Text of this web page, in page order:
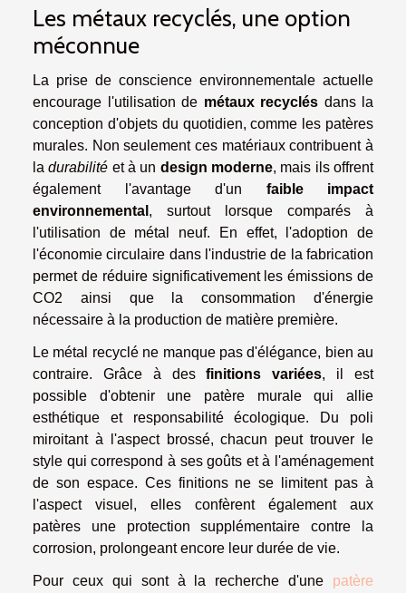
Les métaux recyclés, une option
méconnue
La prise de conscience environnementale actuelle
encourage l'utilisation de métaux recyclés dans la
conception d'objets du quotidien, comme les patères
murales. Non seulement ces matériaux contribuent à
ladurabilité et à un design moderne, mais ils offrent
également l'avantage d'un faible impact
environnemental , surtout lorsque comparés à
l'utilisation de métal neuf. En effet, l'adoption de
l'économie circulaire dans l'industrie de la fabrication
permet de réduire significativement les émissions de
CO2 ainsi que la consommation d'énergie
nécessaire à la production de matière première.
Le métal recyclé ne manque pas d'élégance, bien au
contraire. Grâce à desfinitions variées, il est
possible d'obtenir une patère murale qui allie
esthétique et responsabilité écologique. Du poli
miroitant à l'aspect brossé, chacun peut trouver le
style qui correspond à ses goûts et à l'aménagement
de son espace. Ces finitions ne se limitent pas à
l'aspect visuel, elles confèrent également aux
patères une protection supplémentaire contre la
corrosion, prolongeant encore leur durée de vie.
Pour ceux qui sont à la recherche d'une patère